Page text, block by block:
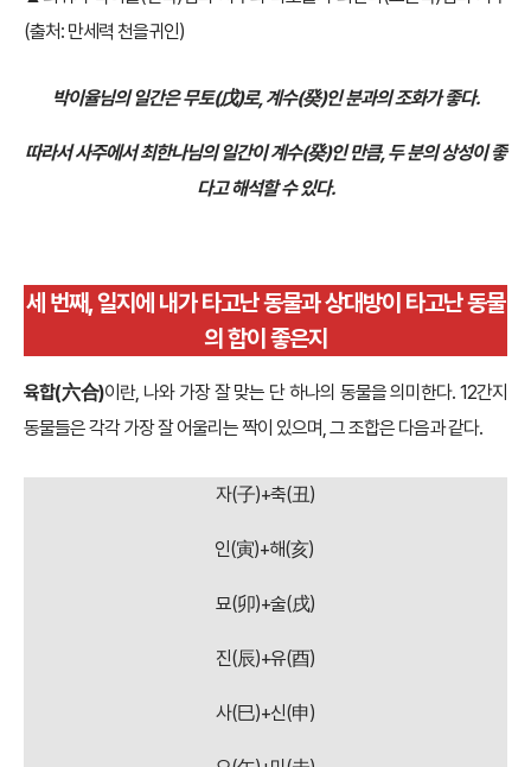
▲퇴귀사 박이율(왼쪽)님의 사주와 타로술사 최한나(오른쪽)님의 사주
따라서 사주에서 최한나님의 일간이 계수(癸)인 만큼, 두 분의 상성이 좋
다고 해석할 수 있다.
세 번째, 일지에 내가 타고난 동물과 상대방이 타고난 동물
의 합이 좋은지
이란, 나와 가장 잘 맞는 단 하나의 동물을 의미한다. 12간지
동물들은 각각 가장 잘 어울리는 짝이 있으며, 그 조합은 다음과 같다.
자(子)+축(丑)
인(寅)+해(亥)